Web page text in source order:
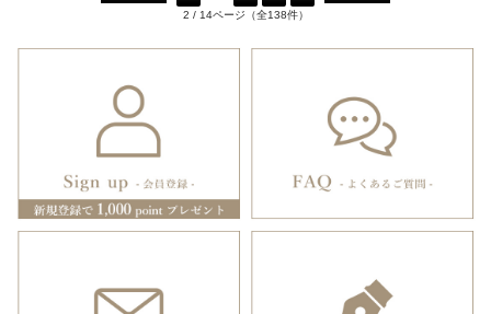
2 / 14ページ（全138件）